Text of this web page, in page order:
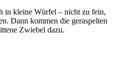
in kleine Würfel – nicht zu fein,
Dann kommen die geraspelten
Zwiebel dazu.